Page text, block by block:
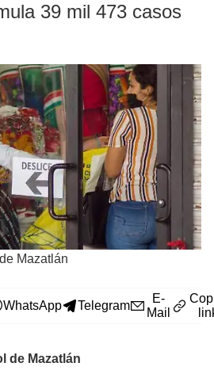
39 mil 473 casos
Mazatlán
WhatsApp Telegram
E-
Mail
de Mazatlán